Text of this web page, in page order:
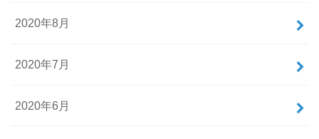
2020年8月
2020年7月
2020年6月